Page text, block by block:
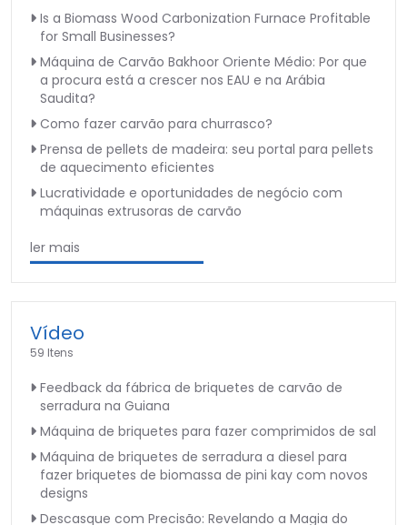
Is a Biomass Wood Carbonization Furnace Profitable
for Small Businesses?
Máquina de Carvão Bakhoor Oriente Médio: Por que
a procura está a crescer nos EAU e na Arábia
Saudita?
Como fazer carvão para churrasco?
Prensa de pellets de madeira: seu portal para pellets
de aquecimento eficientes
Lucratividade e oportunidades de negócio com
máquinas extrusoras de carvão
ler mais
Vídeo
59 Itens
Feedback da fábrica de briquetes de carvão de
serradura na Guiana
Máquina de briquetes para fazer comprimidos de sal
Máquina de briquetes de serradura a diesel para
fazer briquetes de biomassa de pini kay com novos
designs
Descasque com Precisão: Revelando a Magia do